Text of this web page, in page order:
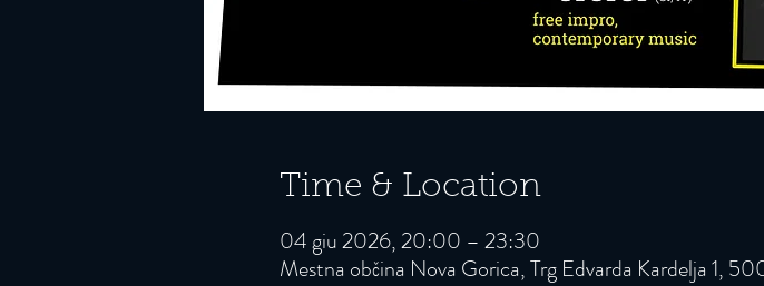
Time & Location
04 giu 2026, 20:00 – 23:30
Mestna občina Nova Gorica, Trg Edvarda Kardelja 1,